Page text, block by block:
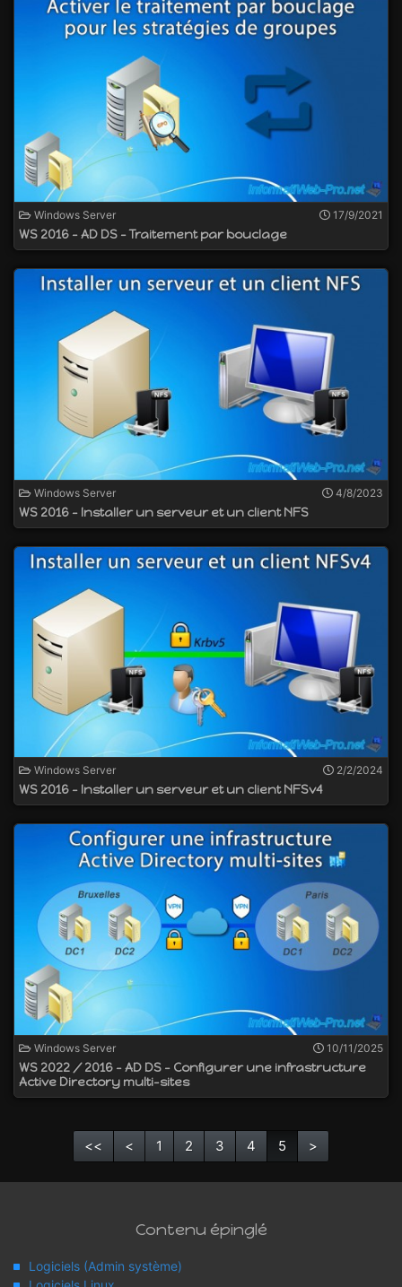
Windows Server 17/9/2021
WS 2016 - AD DS - Traitement par bouclage
Windows Server 4/8/2023
WS 2016 - Installer un serveur et un client NFS
Windows Server 2/2/2024
WS 2016 - Installer un serveur et un client NFSv4
Windows Server 10/11/2025
WS 2022 / 2016 - AD DS - Configurer une infrastructure
Active Directory multi-sites
<< < 1 2 3 4 5 >
Contenu épinglé
Logiciels (Admin système)